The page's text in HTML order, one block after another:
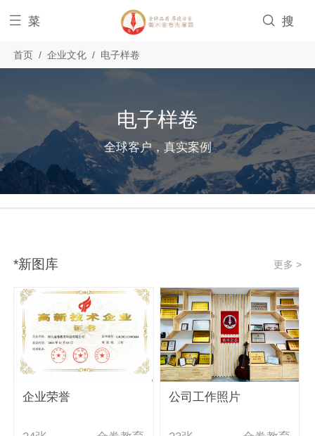
 菜
单
 搜
首页 /企业文化 / 电子样卷
电子样卷
全球客户，真实案例
*新图库 更多 >
企业荣誉 公司工作照片